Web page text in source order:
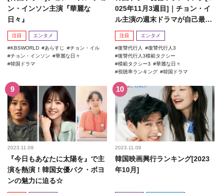
ン・インソン主演『華麗な
日々』
注目 エンタメ
KBSWORLD あらすじ
チョン・イル
チョン・インソン
華麗な日々
韓国ドラマ
025年11月3週目]｜チョン・イ
ル主演の週末ドラマが自己最高
記録を更新！
注目 エンタメ
復讐代行人
復讐代行人3
復讐代行人3模範タクシー
模範タクシー3
華麗な日々
視聴率ランキング
韓国ドラマ
2023.11.09
『今日もあなたに太陽を』で主
演を熱演！韓国女優パク・ボヨ
ンの魅力に迫る☆
2023.11.09
韓国映画興行ランキング[2023
年10月]